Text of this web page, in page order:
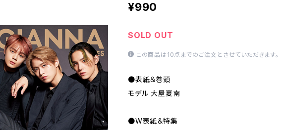
¥990
SOLD OUT
この商品は10点までのご注文とさせていただきます。
●表紙＆巻頭
モデル 大屋夏南
●W表紙＆特集